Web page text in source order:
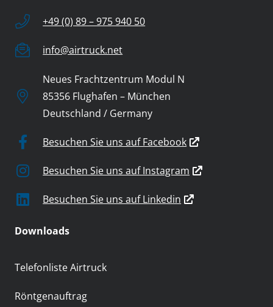
+49 (0) 89 – 975 940 50
info@airtruck.net
Neues Frachtzentrum Modul N
85356 Flughafen – München
Deutschland / Germany
Besuchen Sie uns auf Facebook
Besuchen Sie uns auf Instagram
Besuchen Sie uns auf Linkedin
Downloads
Telefonliste Airtruck
Röntgenauftrag